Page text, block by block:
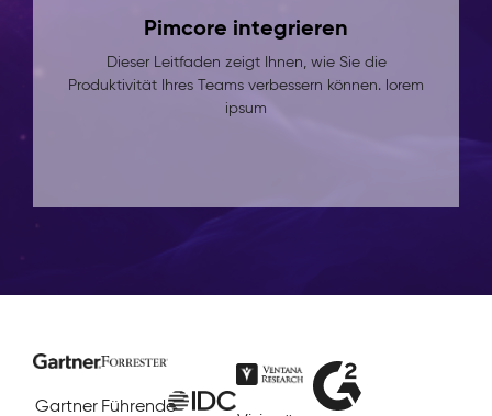
Pimcore integrieren
Dieser Leitfaden zeigt Ihnen, wie Sie die
Produktivität Ihres Teams verbessern können. lorem
ipsum
Gartner Führende